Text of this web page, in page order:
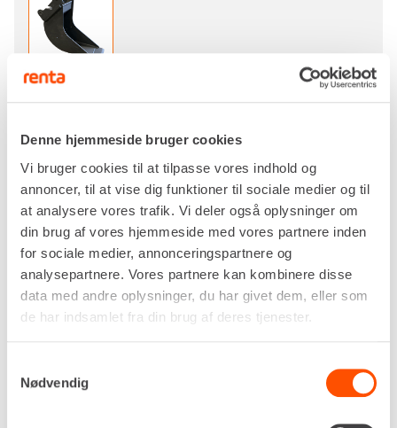
Denne hjemmeside bruger cookies
Vi bruger cookies til at tilpasse vores indhold og
annoncer, til at vise dig funktioner til sociale medier og til
at analysere vores trafik. Vi deler også oplysninger om
din brug af vores hjemmeside med vores partnere inden
for sociale medier, annonceringspartnere og
analysepartnere. Vores partnere kan kombinere disse
data med andre oplysninger, du har givet dem, eller som
de har indsamlet fra din brug af deres tjenester.
Nødvendig
Pr. dag
DKK 181,00
Ekskl. moms
Anvendes til udgravning af render til dræn, kabler,
rør mv.
Designet gør at den lettere slipper klæbrige
jordtyper.
Skovlens runde profil, gør det muligt at dreje
skovlen i bunden af render, og afrette renden ved